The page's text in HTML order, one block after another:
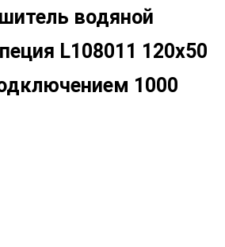
водяной
L108011 120x50
1000